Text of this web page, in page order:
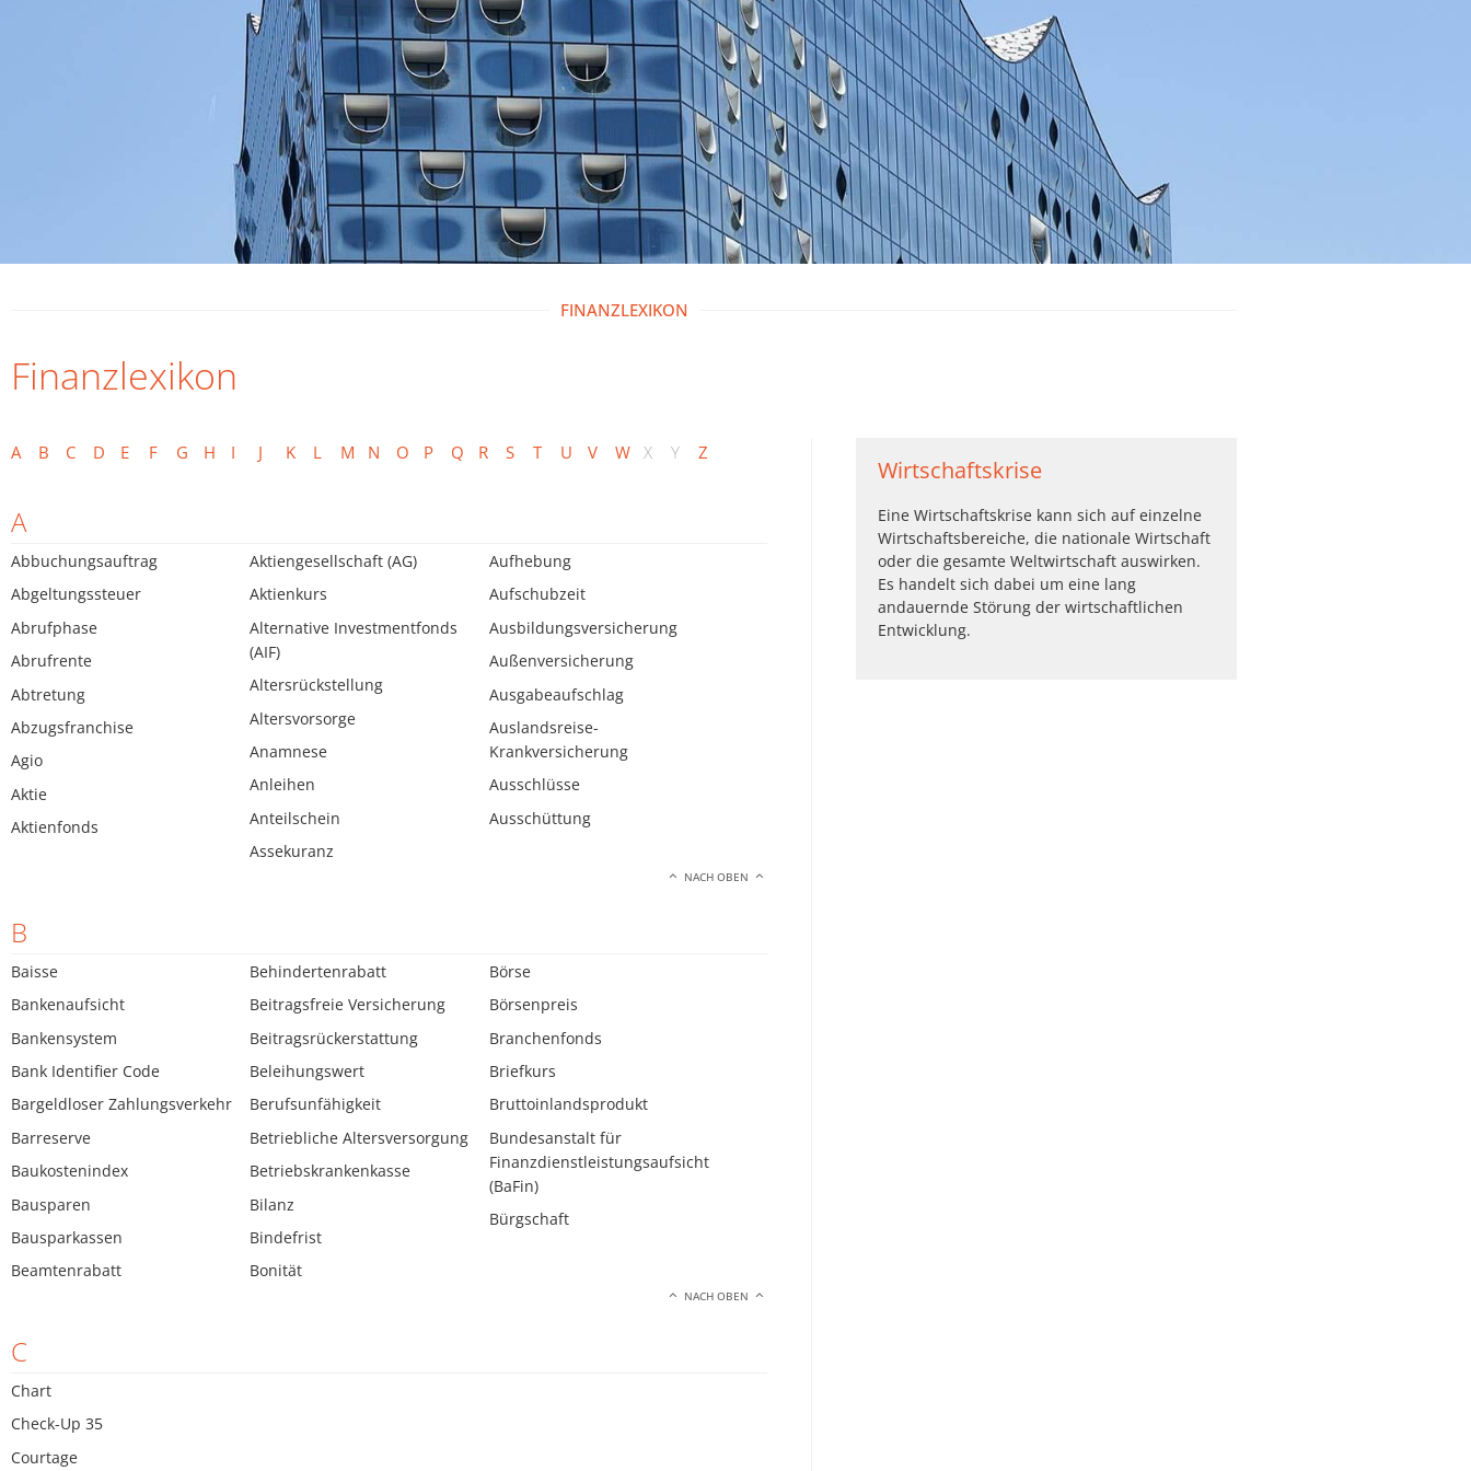
FINANZLEXIKON
Finanzlexikon
A B C D E F G H I J K L M N O P Q R S T U V W X Y Z
A
Abbuchungsauftrag
Abgeltungssteuer
Abrufphase
Abrufrente
Abtretung
Abzugsfranchise
Agio
Aktie
Aktienfonds
Aktiengesellschaft (AG)
Aktienkurs
Alternative Investmentfonds
(AIF)
Altersrückstellung
Altersvorsorge
Anamnese
Anleihen
Anteilschein
Assekuranz
Aufhebung
Aufschubzeit
Ausbildungsversicherung
Außenversicherung
Ausgabeaufschlag
Auslandsreise-
Krankversicherung
Ausschlüsse
Ausschüttung
NACH OBEN
B
Baisse
Bankenaufsicht
Bankensystem
Bank Identifier Code
Bargeldloser Zahlungsverkehr
Barreserve
Baukostenindex
Bausparen
Bausparkassen
Beamtenrabatt
Behindertenrabatt
Beitragsfreie Versicherung
Beitragsrückerstattung
Beleihungswert
Berufsunfähigkeit
Betriebliche Altersversorgung
Betriebskrankenkasse
Bilanz
Bindefrist
Bonität
Börse
Börsenpreis
Branchenfonds
Briefkurs
Bruttoinlandsprodukt
Bundesanstalt für
Finanzdienstleistungsaufsicht
(BaFin)
Bürgschaft
NACH OBEN
C
Chart
Check-Up 35
Courtage
Wirtschaftskrise
Eine Wirtschaftskrise kann sich auf einzelne
Wirtschaftsbereiche, die nationale Wirtschaft
oder die gesamte Weltwirtschaft auswirken.
Es handelt sich dabei um eine lang
andauernde Störung der wirtschaftlichen
Entwicklung.